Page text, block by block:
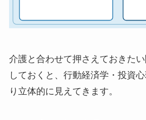
介護と合わせて押さえておきた
しておくと、行動経済学・投資
り立体的に見えてきます。